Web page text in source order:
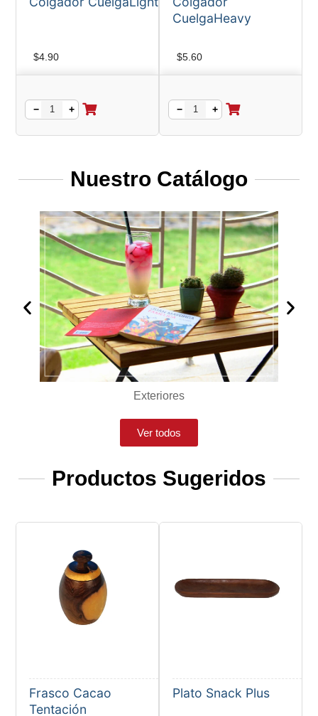
$4.90
− +
CuelgaHeavy
$5.60
− +
Nuestro Catálogo
Exteriores
Ver todos
Productos Sugeridos
Frasco Cacao
Tentación
Plato Snack Plus